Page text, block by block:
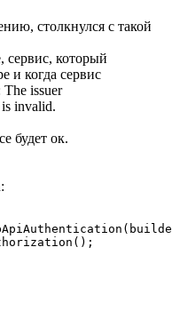
столкнулся с такой
сервис, который
и когда сервис
The issuer
invalid.
будет ок.